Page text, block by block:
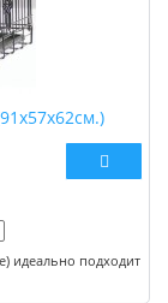
идеально подходит